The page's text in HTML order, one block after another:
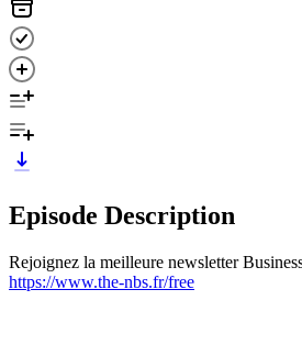
Episode Description
Rejoignez la meilleure newsletter
https://www.the-nbs.fr/free